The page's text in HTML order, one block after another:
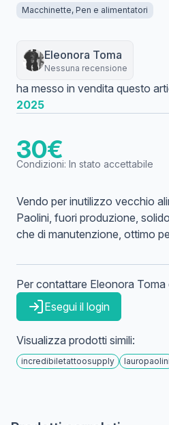
Macchinette, Pen e alimentatori
Eleonora Toma
Nessuna recensione
ha messo in vendita questo
2025
30€
Condizioni: In stato accettabile
Vendo per inutilizzo vecchio
Paolini, fuori produzione,
che di manutenzione, ottimo
Per contattare Eleonora Toma
Esegui il login
Visualizza prodotti simili:
incredibiletattoosupply lauropaolini